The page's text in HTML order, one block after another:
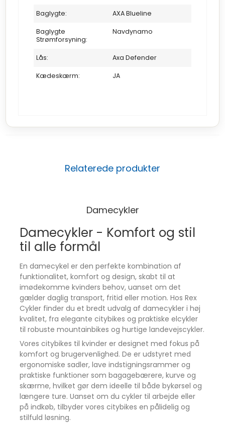
Baglygte: AXA Blueline
Baglygte
Strømforsyning:
Navdynamo
Lås: Axa Defender
Kædeskærm: JA
Relaterede produkter
Damecykler
Damecykler - Komfort og stil
til alle formål
En damecykel er den perfekte kombination af
funktionalitet, komfort og design, skabt til at
imødekomme kvinders behov, uanset om det
gælder daglig transport, fritid eller motion. Hos Rex
Cykler finder du et bredt udvalg af damecykler i høj
kvalitet, fra elegante citybikes og praktiske elcykler
til robuste mountainbikes og hurtige landevejscykler.
Vores citybikes til kvinder er designet med fokus på
komfort og brugervenlighed. De er udstyret med
ergonomiske sadler, lave indstigningsrammer og
praktiske funktioner som bagagebærere, kurve og
skærme, hvilket gør dem ideelle til både bykørsel og
længere ture. Uanset om du cykler til arbejde eller
på indkøb, tilbyder vores citybikes en pålidelig og
stilfuld løsning.